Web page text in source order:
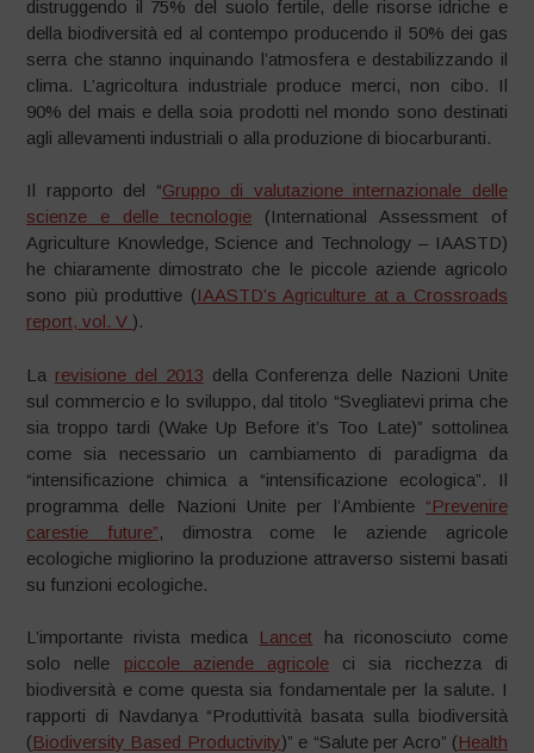
distruggendo il 75% del suolo fertile, delle risorse idriche e
della biodiversità ed al contempo producendo il 50% dei gas
serra che stanno inquinando l’atmosfera e destabilizzando il
clima. L’agricoltura industriale produce merci, non cibo. Il
90% del mais e della soia prodotti nel mondo sono destinati
agli allevamenti industriali o alla produzione di biocarburanti.
Il rapporto del “Gruppo di valutazione internazionale delle
scienze e delle tecnologie (International Assessment of
Agriculture Knowledge, Science and Technology – IAASTD)
he chiaramente dimostrato che le piccole aziende agricolo
sono più produttive (IAASTD’s Agriculture at a Crossroads
report, vol. V).
La revisione del 2013 della Conferenza delle Nazioni Unite
sul commercio e lo sviluppo, dal titolo “Svegliatevi prima che
sia troppo tardi (Wake Up Before it’s Too Late)” sottolinea
come sia necessario un cambiamento di paradigma da
“intensificazione chimica a “intensificazione ecologica”. Il
programma delle Nazioni Unite per l’Ambiente “Prevenire
carestie future”, dimostra come le aziende agricole
ecologiche migliorino la produzione attraverso sistemi basati
su funzioni ecologiche.
L’importante rivista medica Lancet ha riconosciuto come
solo nelle piccole aziende agricole ci sia ricchezza di
biodiversità e come questa sia fondamentale per la salute. I
rapporti di Navdanya “Produttività basata sulla biodiversità
(Biodiversity Based Productivity)” e “Salute per Acro” (Health